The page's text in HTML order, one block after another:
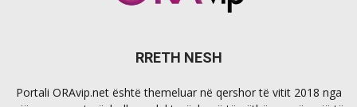
RRETH NESH
Portali ORAvip.net është themeluar në qershor të vitit 2018 nga